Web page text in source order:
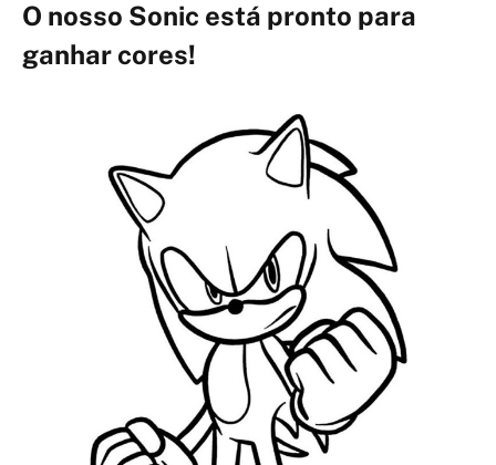
O nosso Sonic está pronto para
ganhar cores!